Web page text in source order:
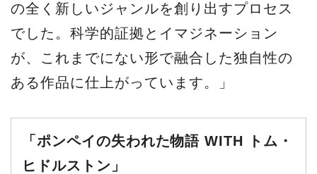
の全く新しいジャンルを創り出すプロセス
でした。科学的証拠とイマジネーション
が、これまでにない形で融合した独自性の
ある作品に仕上がっています。」
「ポンペイの失われた物語 WITH トム・
ヒドルストン」